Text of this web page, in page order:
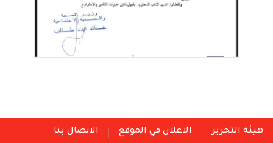
هيئة التحرير الاعلان في الموقع الاتصال بنا